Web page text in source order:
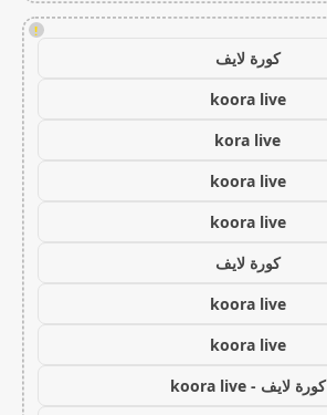
!
كورة لايف
koora live
kora live
koora live
koora live
كورة لايف
koora live
koora live
كورة لايف - koora live